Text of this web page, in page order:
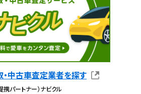
・中古車査定業者を探す
携パートナー）ナビクル